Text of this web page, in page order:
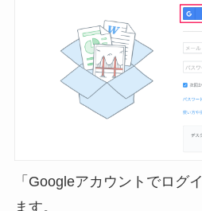
「Googleアカウントでログ
ます。